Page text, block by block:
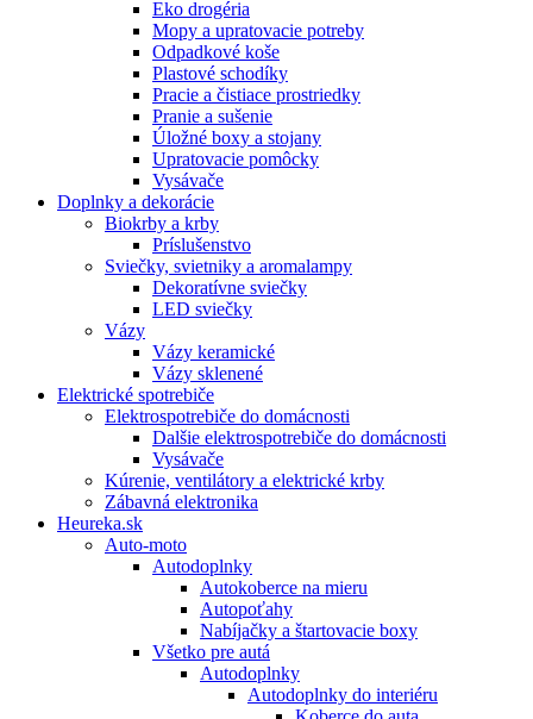
Eko drogéria
Mopy a upratovacie potreby
Odpadkové koše
Plastové schodíky
Pracie a čistiace prostriedky
Pranie a sušenie
Úložné boxy a stojany
Upratovacie pomôcky
Vysávače
Doplnky a dekorácie
Biokrby a krby
Príslušenstvo
Sviečky, svietniky a aromalampy
Dekoratívne sviečky
LED sviečky
Vázy
Vázy keramické
Vázy sklenené
Elektrické spotrebiče
Elektrospotrebiče do domácnosti
Dalšie elektrospotrebiče do domácnosti
Vysávače
Kúrenie, ventilátory a elektrické krby
Zábavná elektronika
Heureka.sk
Auto-moto
Autodoplnky
Autokoberce na mieru
Autopoťahy
Nabíjačky a štartovacie boxy
Všetko pre autá
Autodoplnky
Autodoplnky do interiéru